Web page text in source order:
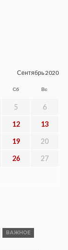
Сентябрь 2020
Сб Вс
5 6
12 13
19 20
26 27
ВАЖНОЕ